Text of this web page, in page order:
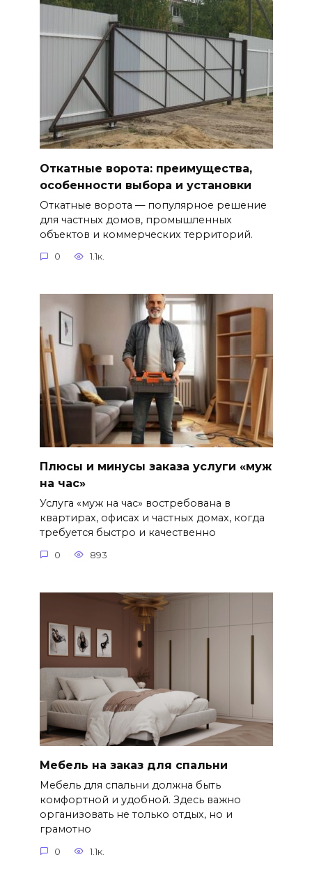
Откатные ворота: преимущества,
особенности выбора и установки
Откатные ворота — популярное решение
для частных домов, промышленных
объектов и коммерческих территорий.
0 1.1к.
Плюсы и минусы заказа услуги «муж
на час»
Услуга «муж на час» востребована в
квартирах, офисах и частных домах, когда
требуется быстро и качественно
0 893
Мебель на заказ для спальни
Мебель для спальни должна быть
комфортной и удобной. Здесь важно
организовать не только отдых, но и
грамотно
0 1.1к.